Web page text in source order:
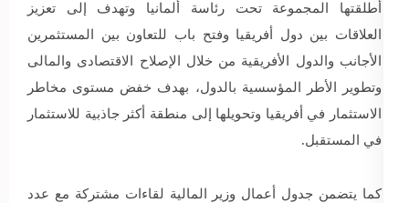
أطلقتها المجموعة تحت رئاسة ألمانيا وتهدف إلى تعزيز
العلاقات بين دول أفريقيا وفتح باب للتعاون بين المستثمرين
الأجانب والدول الأفريقية من خلال الإصلاح الاقتصادى والمالى
وتطوير الأطر المؤسسية بالدول، بهدف خفض مستوى مخاطر
الاستثمار في أفريقيا وتحويلها إلى منطقة أكثر جاذبية للاستثمار
في المستقبل.
كما يتضمن جدول أعمال وزير المالية لقاءات مشتركة مع عدد